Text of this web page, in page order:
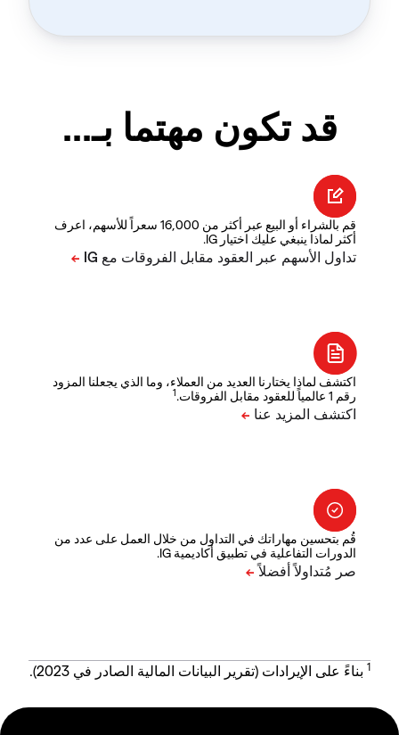
قد تكون مهتما بـ...
قم بالشراء أو البيع عبر أكثر من 16,000 سعراً للأسهم، اعرف
أكثر لماذا ينبغي عليك اختيار IG.
اكتشف لماذا يختارنا العديد من العملاء، وما الذي يجعلنا المزود
رقم 1 عالمياً للعقود مقابل الفروقات.
1
قُم بتحسين مهاراتك في التداول من خلال العمل على عدد من
الدورات التفاعلية في تطبيق أكاديمية IG.
1 بناءً على الإيرادات (تقرير البيانات المالية الصادر في 2023).